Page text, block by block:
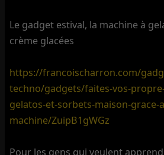
Le gadget estival, la machine à
crème glacées
https://francoischarron.com/
techno/gadgets/faites-vos-
gelatos-et-sorbets-maison-grace-
machine/ZuipB1gWGz
Pour les gens qui veulent